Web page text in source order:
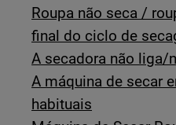
Roupa não seca /
final do ciclo de
A secadora não liga/
A máquina de secar
habituais